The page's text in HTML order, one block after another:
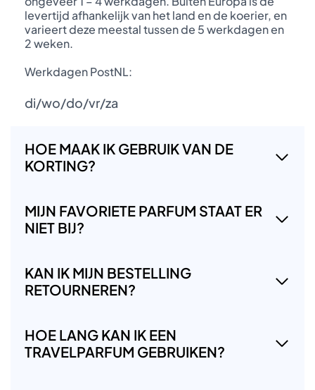
levertijd afhankelijk van het land en de koerier, en
varieert deze meestal tussen de 5 werkdagen en
2 weken.
Werkdagen PostNL:
di/wo/do/vr/za
HOE MAAK IK GEBRUIK VAN DE
KORTING?
MIJN FAVORIETE PARFUM STAAT ER
NIET BIJ?
KAN IK MIJN BESTELLING
RETOURNEREN?
HOE LANG KAN IK EEN
TRAVELPARFUM GEBRUIKEN?